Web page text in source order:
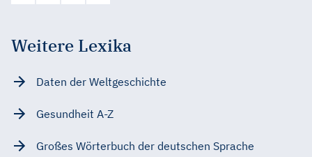
Weitere Lexika
Daten der Weltgeschichte
Gesundheit A-Z
Großes Wörterbuch der deutschen Sprache